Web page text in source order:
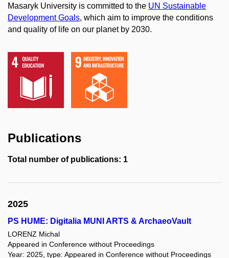
Masaryk University is committed to the UN Sustainable
Development Goals, which aim to improve the conditions
and quality of life on our planet by 2030.
Publications
Total number of publications: 1
2025
PS HUME: Digitalia MUNI ARTS & ArchaeoVault
LORENZ Michal
Appeared in Conference without Proceedings
Year: 2025, type: Appeared in Conference without Proceedings